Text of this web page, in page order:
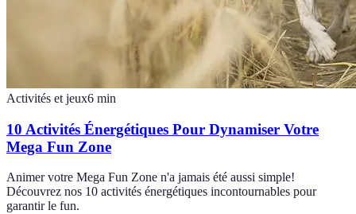
Activités et jeux6 min
10 Activités Énergétiques Pour Dynamiser Votre
Mega Fun Zone
Animer votre Mega Fun Zone n'a jamais été aussi simple!
Découvrez nos 10 activités énergétiques incontournables pour
garantir le fun.